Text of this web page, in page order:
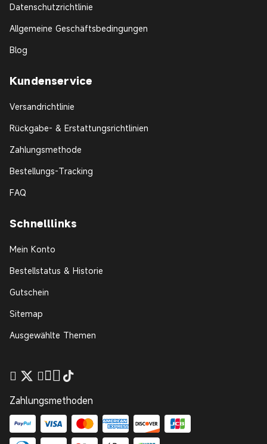
Datenschutzrichtlinie
Allgemeine Geschäftsbedingungen
Blog
Kundenservice
Versandrichtlinie
Rückgabe- & Erstattungsrichtlinien
Zahlungsmethode
Bestellungs-Tracking
FAQ
Schnelllinks
Mein Konto
Bestellstatus & Historie
Gutschein
Sitemap
Ausgewählte Themen
Zahlungsmethoden